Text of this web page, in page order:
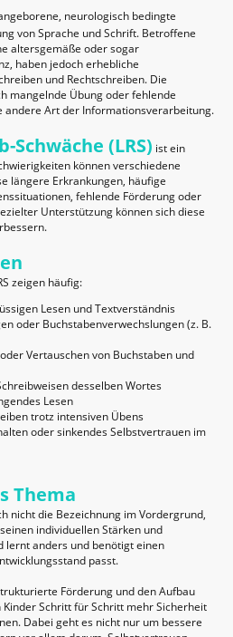
neurologisch bedingte
von Sprache und Schrift. Betroffene
altersgemäße oder sogar
haben jedoch erhebliche
und Rechtschreiben. Die
mangelnde Übung oder fehlende
andere Art der Informationsverarbeitung.
Schwäche (LRS) ist ein
können verschiedene
längere Erkrankungen, häufige
fehlende Förderung oder
Unterstützung können sich diese
zeigen häufig:
Lesen und Textverständnis
oder Buchstabenverwechslungen (z. B.
Vertauschen von Buchstaben und
desselben Wortes
Lesen
trotz intensiven Übens
oder sinkendes Selbstvertrauen im
Thema
nicht die Bezeichnung im Vordergrund,
individuellen Stärken und
lernt anders und benötigt einen
passt.
Förderung und den Aufbau
Schritt für Schritt mehr Sicherheit
Dabei geht es nicht nur um bessere